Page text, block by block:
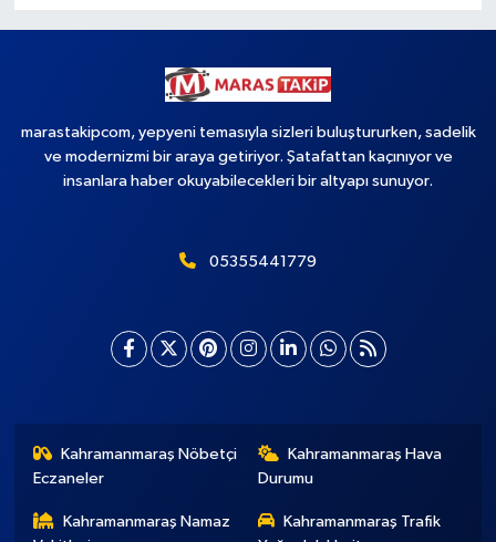
marastakipcom, yepyeni temasıyla sizleri buluştururken, sadelik
ve modernizmi bir araya getiriyor. Şatafattan kaçınıyor ve
insanlara haber okuyabilecekleri bir altyapı sunuyor.
05355441779
Kahramanmaraş Nöbetçi
Eczaneler
Kahramanmaraş Hava
Durumu
Kahramanmaraş Namaz
Kahramanmaraş Trafik